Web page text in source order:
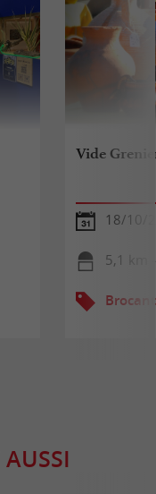
Vide
18/10/
5,1 km
AUSSI